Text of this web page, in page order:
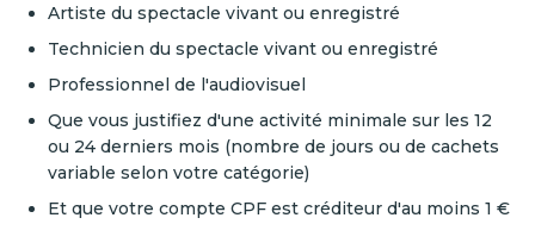
Artiste du spectacle vivant ou enregistré
Technicien du spectacle vivant ou enregistré
Professionnel de l'audiovisuel
Que vous justifiez d'une activité minimale sur les 12
ou 24 derniers mois (nombre de jours ou de cachets
variable selon votre catégorie)
Et que votre compte CPF est créditeur d'au moins 1 €